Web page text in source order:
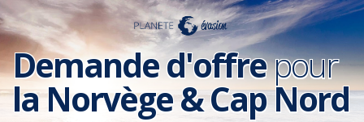
Demande d'offrepour
la Norvège & Cap Nord